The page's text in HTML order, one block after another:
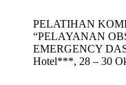
PELATIHAN
“PELAYANAN
EMERGENCY
Hotel***, 28 – 30